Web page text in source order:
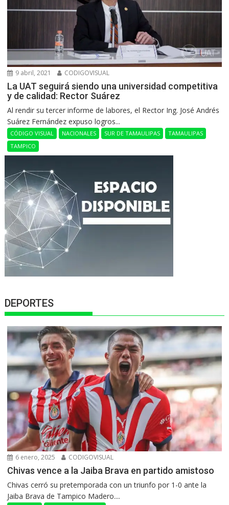
9 abril, 2021 CODIGOVISUAL
La UAT seguirá siendo una universidad competitiva
y de calidad: Rector Suárez
Al rendir su tercer informe de labores, el Rector Ing. José Andrés
Suárez Fernández expuso logros...
CÓDIGO VISUAL NACIONALES SUR DE TAMAULIPAS
TAMAULIPAS
TAMPICO
DEPORTES
6 enero, 2025 CODIGOVISUAL
Chivas vence a la Jaiba Brava en partido amistoso
Chivas cerró su pretemporada con un triunfo por 1-0 ante la
Jaiba Brava de Tampico Madero....